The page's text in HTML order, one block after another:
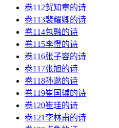
卷112贺知章的诗
卷113裴耀卿的诗
卷114包融的诗
卷115李憕的诗
卷116张子容的诗
卷117张旭的诗
卷118孙逖的诗
卷119崔国辅的诗
卷120崔珪的诗
卷121李林甫的诗